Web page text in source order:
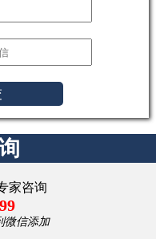
家咨询
微信添加